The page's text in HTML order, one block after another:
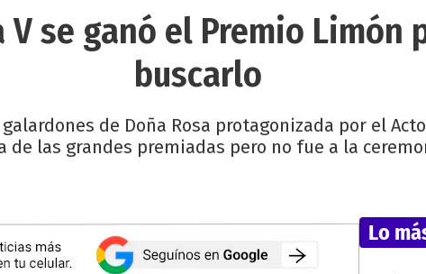
V se ganó el Premio Limón
buscarlo
de Doña Rosa protagonizada por el
de las grandes premiadas pero no fue a la
Lo